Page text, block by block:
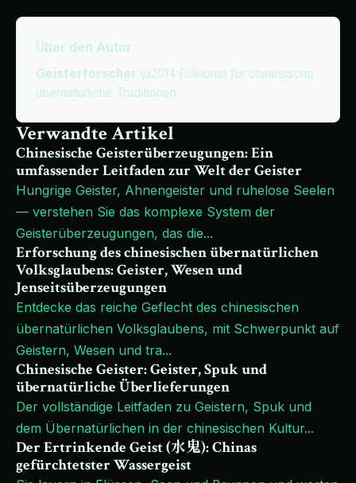
Über den Autor
Geisterforscher \u2014 Folklorist für chinesische
übernatürliche Traditionen.
Verwandte Artikel
Chinesische Geisterüberzeugungen: Ein
umfassender Leitfaden zur Welt der Geister
Hungrige Geister, Ahnengeister und ruhelose Seelen
— verstehen Sie das komplexe System der
Geisterüberzeugungen, das die...
Erforschung des chinesischen übernatürlichen
Volksglaubens: Geister, Wesen und
Jenseitsüberzeugungen
Entdecke das reiche Geflecht des chinesischen
übernatürlichen Volksglaubens, mit Schwerpunkt auf
Geistern, Wesen und tra...
Chinesische Geister: Geister, Spuk und
übernatürliche Überlieferungen
Der vollständige Leitfaden zu Geistern, Spuk und
dem Übernatürlichen in der chinesischen Kultur...
Der Ertrinkende Geist (水鬼): Chinas
gefürchtetster Wassergeist